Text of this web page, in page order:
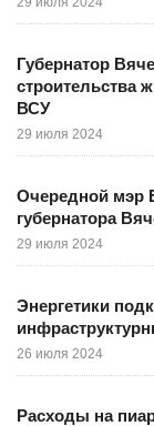
Губернатор
строительства
ВСУ
29 июля 2024
Очередной мэр
губернатора
29 июля 2024
Энергетики
26 июля 2024
Расходы на